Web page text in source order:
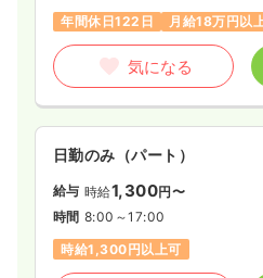
年間休日122日
月給18万円以
気になる
日勤のみ（パート）
給与 時給1,300円〜
時間 8:00～17:00
時給1,300円以上可